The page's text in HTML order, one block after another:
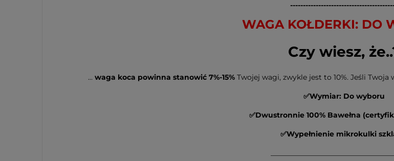
WAGA KOŁDERKI: DO
Czy wiesz,
... waga koca powinna stanowić 7%-15%Twojej wagi, zwykle jest to 10%. Jeśli Twoja
✅Wymiar: Do wyboru
✅Dwustronnie 100% Bawełna
✅Wypełnienie mikrokulki